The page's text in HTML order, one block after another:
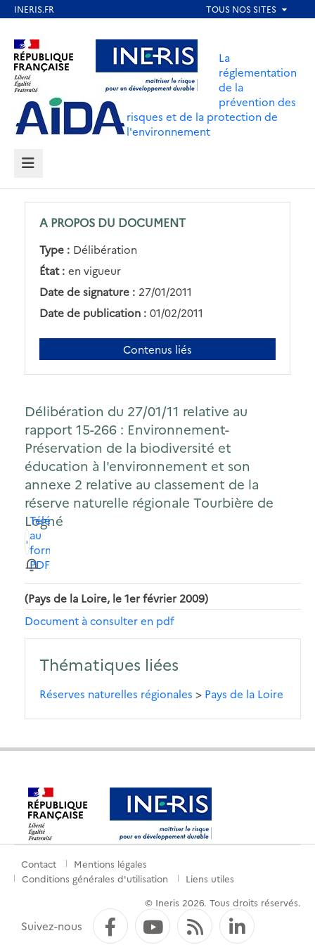
contenu
principal
Aller au contenu Aller au menu
Aller au pied de page
La
réglementation
de la
prévention des
risques et de la protection de
l'environnement
MENU
A PROPOS DU DOCUMENT
Type : Délibération
État : en vigueur
Date de signature : 27/01/2011
Date de publication : 01/02/2011
Contenus liés
Délibération du 27/01/11 relative au
rapport 15-266 : Environnement-
Préservation de la biodiversité et
éducation à l'environnement et son
annexe 2 relative au classement de la
réserve naturelle régionale Tourbière de
Logné
Télécharger
au
format
PDF
(Pays de la Loire, le 1er février 2009)
Document à consulter en pdf
Thématiques liées
Réserves naturelles régionales > Pays de la Loire
Menu
pied
Contact
Mentions légales
Conditions générales d'utilisation
Liens utiles
© Ineris 2026. Tous droits réservés.
Suivez-nous FacebookYouTube
Flux RSS